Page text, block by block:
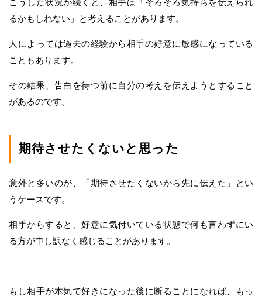
るかもしれない」と考えることがあります。
人によっては過去の経験から相手の好意に敏感になっている
こともあります。
その結果、告白を待つ前に自分の考えを伝えようとすること
があるのです。
期待させたくないと思った
意外と多いのが、「期待させたくないから先に伝えた」とい
うケースです。
相手からすると、好意に気付いている状態で何も言わずにい
る方が申し訳なく感じることがあります。
もし相手が本気で好きになった後に断ることになれば、もっ